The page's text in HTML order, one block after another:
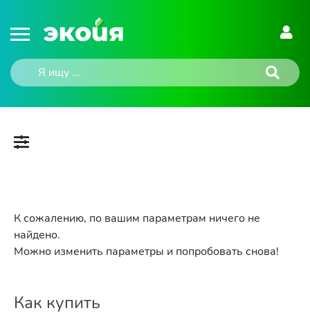
К сожалению, по вашим параметрам ничего не
найдено.
Можно изменить параметры и попробовать снова!
Как купить